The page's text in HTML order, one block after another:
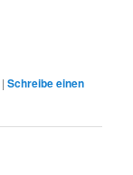
|Schreibe einen